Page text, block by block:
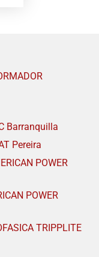
Barranquilla
Pereira
POWER
POWER
TRIPPLITE